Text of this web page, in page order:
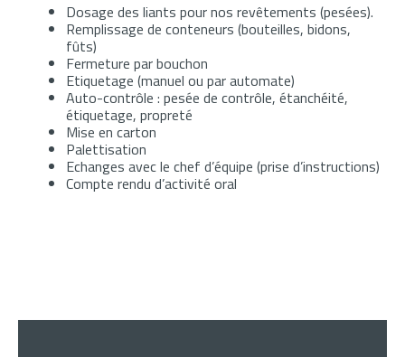
Dosage des liants pour nos revêtements (pesées).
Remplissage de conteneurs (bouteilles, bidons,
fûts)
Fermeture par bouchon
Etiquetage (manuel ou par automate)
Auto-contrôle : pesée de contrôle, étanchéité,
étiquetage, propreté
Mise en carton
Palettisation
Echanges avec le chef d’équipe (prise d’instructions)
Compte rendu d’activité oral